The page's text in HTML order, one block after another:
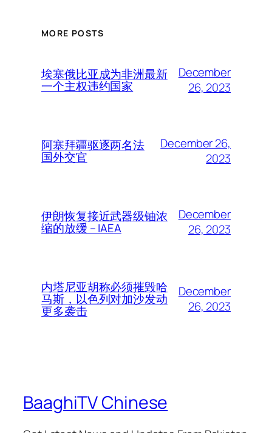
MORE POSTS
埃塞俄比亚成为非洲最新
一个主权违约国家
December
26, 2023
阿塞拜疆驱逐两名法
国外交官
December 26,
2023
伊朗恢复接近武器级铀浓
缩的放缓 – IAEA
December
26, 2023
内塔尼亚胡称必须摧毁哈
马斯，以色列对加沙发动
更多袭击
December
26, 2023
BaaghiTV Chinese